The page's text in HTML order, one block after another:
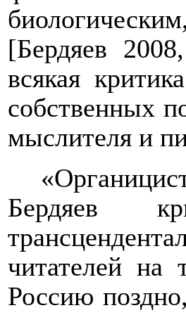
[Бердяев
всякая
собственных
мыслителя и
Бердяев
читателей на
Россию